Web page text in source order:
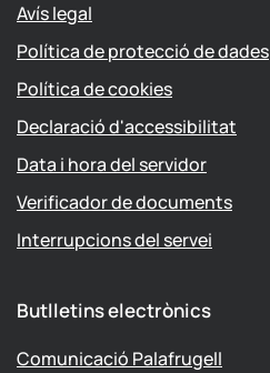
Avís legal
Política de protecció de dades
Política de cookies
Declaració d'accessibilitat
Data i hora del servidor
Verificador de documents
Interrupcions del servei
Butlletins electrònics
Comunicació Palafrugell